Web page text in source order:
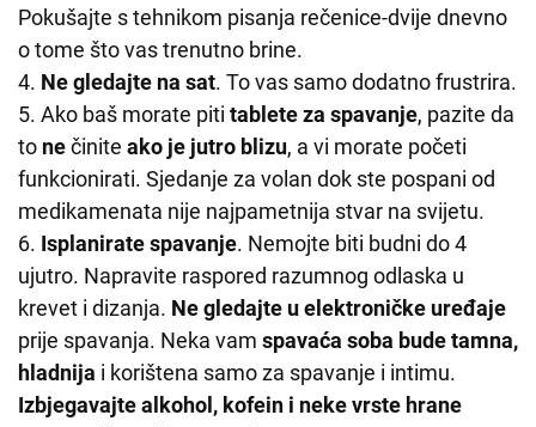
Pokušajte s tehnikom pisanja rečenice-dvije dnevno
o tome što vas trenutno brine.
4. Ne gledajte na sat. To vas samo dodatno frustrira.
5. Ako baš morate piti tablete za spavanje, pazite da
to nečinite ako je jutro blizu, a vi morate početi
funkcionirati. Sjedanje za volan dok ste pospani od
medikamenata nije najpametnija stvar na svijetu.
6. Isplanirate spavanje. Nemojte biti budni do 4
ujutro. Napravite raspored razumnog odlaska u
krevet i dizanja. Ne gledajte u elektroničke uređaje
prije spavanja. Neka vam spavaća soba bude tamna,
hladnija i korištena samo za spavanje i intimu.
Izbjegavajte alkohol, kofein i neke vrste hrane